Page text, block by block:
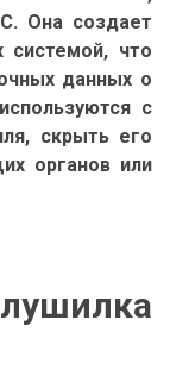
Она создает
системой, что
данных о
с
скрыть его
органов или